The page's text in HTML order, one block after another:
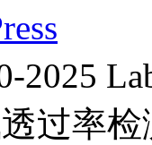
2025
过率